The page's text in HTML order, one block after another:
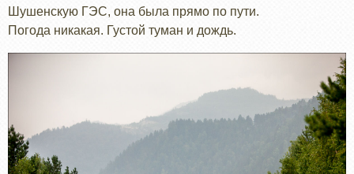
Шушенскую ГЭС, она была прямо по пути.
Погода никакая. Густой туман и дождь.